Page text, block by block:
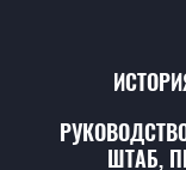
ШТАБ,